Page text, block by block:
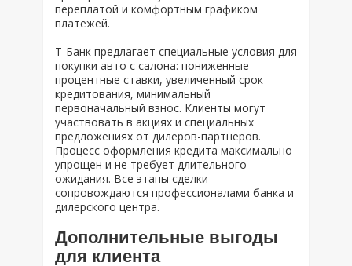
переплатой и комфортным графиком
платежей.
Т-Банк предлагает специальные условия для
покупки авто с салона: пониженные
процентные ставки, увеличенный срок
кредитования, минимальный
первоначальный взнос. Клиенты могут
участвовать в акциях и специальных
предложениях от дилеров-партнеров.
Процесс оформления кредита максимально
упрощен и не требует длительного
ожидания. Все этапы сделки
сопровождаются профессионалами банка и
дилерского центра.
Дополнительные выгоды
для клиента